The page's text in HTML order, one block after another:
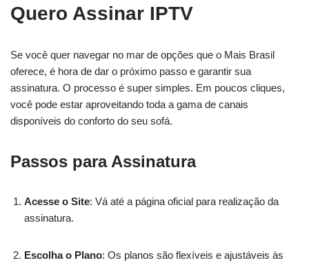
Quero Assinar IPTV
Se você quer navegar no mar de opções que o Mais Brasil
oferece, é hora de dar o próximo passo e garantir sua
assinatura. O processo é super simples. Em poucos cliques,
você pode estar aproveitando toda a gama de canais
disponíveis do conforto do seu sofá.
Passos para Assinatura
Acesse o Site: Vá até a página oficial para realização da
assinatura.
Escolha o Plano: Os planos são flexíveis e ajustáveis às